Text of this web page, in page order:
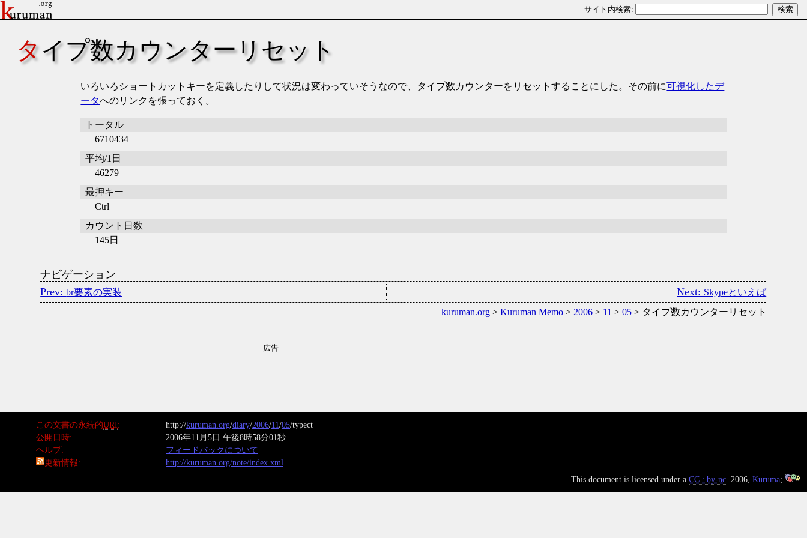
タイプ数カウンターリセット
いろいろショートカットキーを定義したりして状況は変わっていそうなので、タイプ数カウンターをリセットすることにした。その前に可視化したデ
ータへのリンクを張っておく。
トータル
6710434
平均/1日
46279
最押キー
Ctrl
カウント日数
145日
ナビゲーション
br要素の実装
Skypeといえば
kuruman.org> Kuruman Memo> 2006> 11 > 05> タイプ数カウンターリセット
この文書の永続的URI http://kuruman.org/diary/2006/11/05/typect
公開日時
2006年11月5日 午後8時58分01秒
ヘルプ
フィードバックについて
更新情報
http://kuruman.org/note/index.xml
This document is licensed under a CC : by-nc. 2006, Kuruma; .